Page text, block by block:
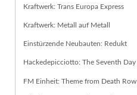
Kraftwerk: Trans Europa Express
Kraftwerk: Metall auf Metall
Einstürzende Neubauten: Redukt
Hackedepicciotto: The Seventh Day
FM Einheit: Theme from Death Row